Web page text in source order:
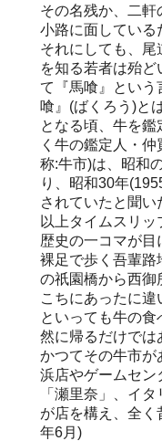
その名残か、二
小路に面している
それにしても、尾
を知る若者は殆
て『馬喰』とい
喰』(ばくろう)と
となる頃、牛を
く牛の鑑定人・
称:牛市)は、昭和
り、昭和30年
されていたと聞
以上タイムスリ
歴史の一コマが目
裸足で歩く吾輩路
の祇園橋から西御
こちにあったに
といっても牛の
然に帰るだけでは
かつてその牛市が
浜店やゲームセン
「瀬里奈」、イ
が店を構え、全
年6月)